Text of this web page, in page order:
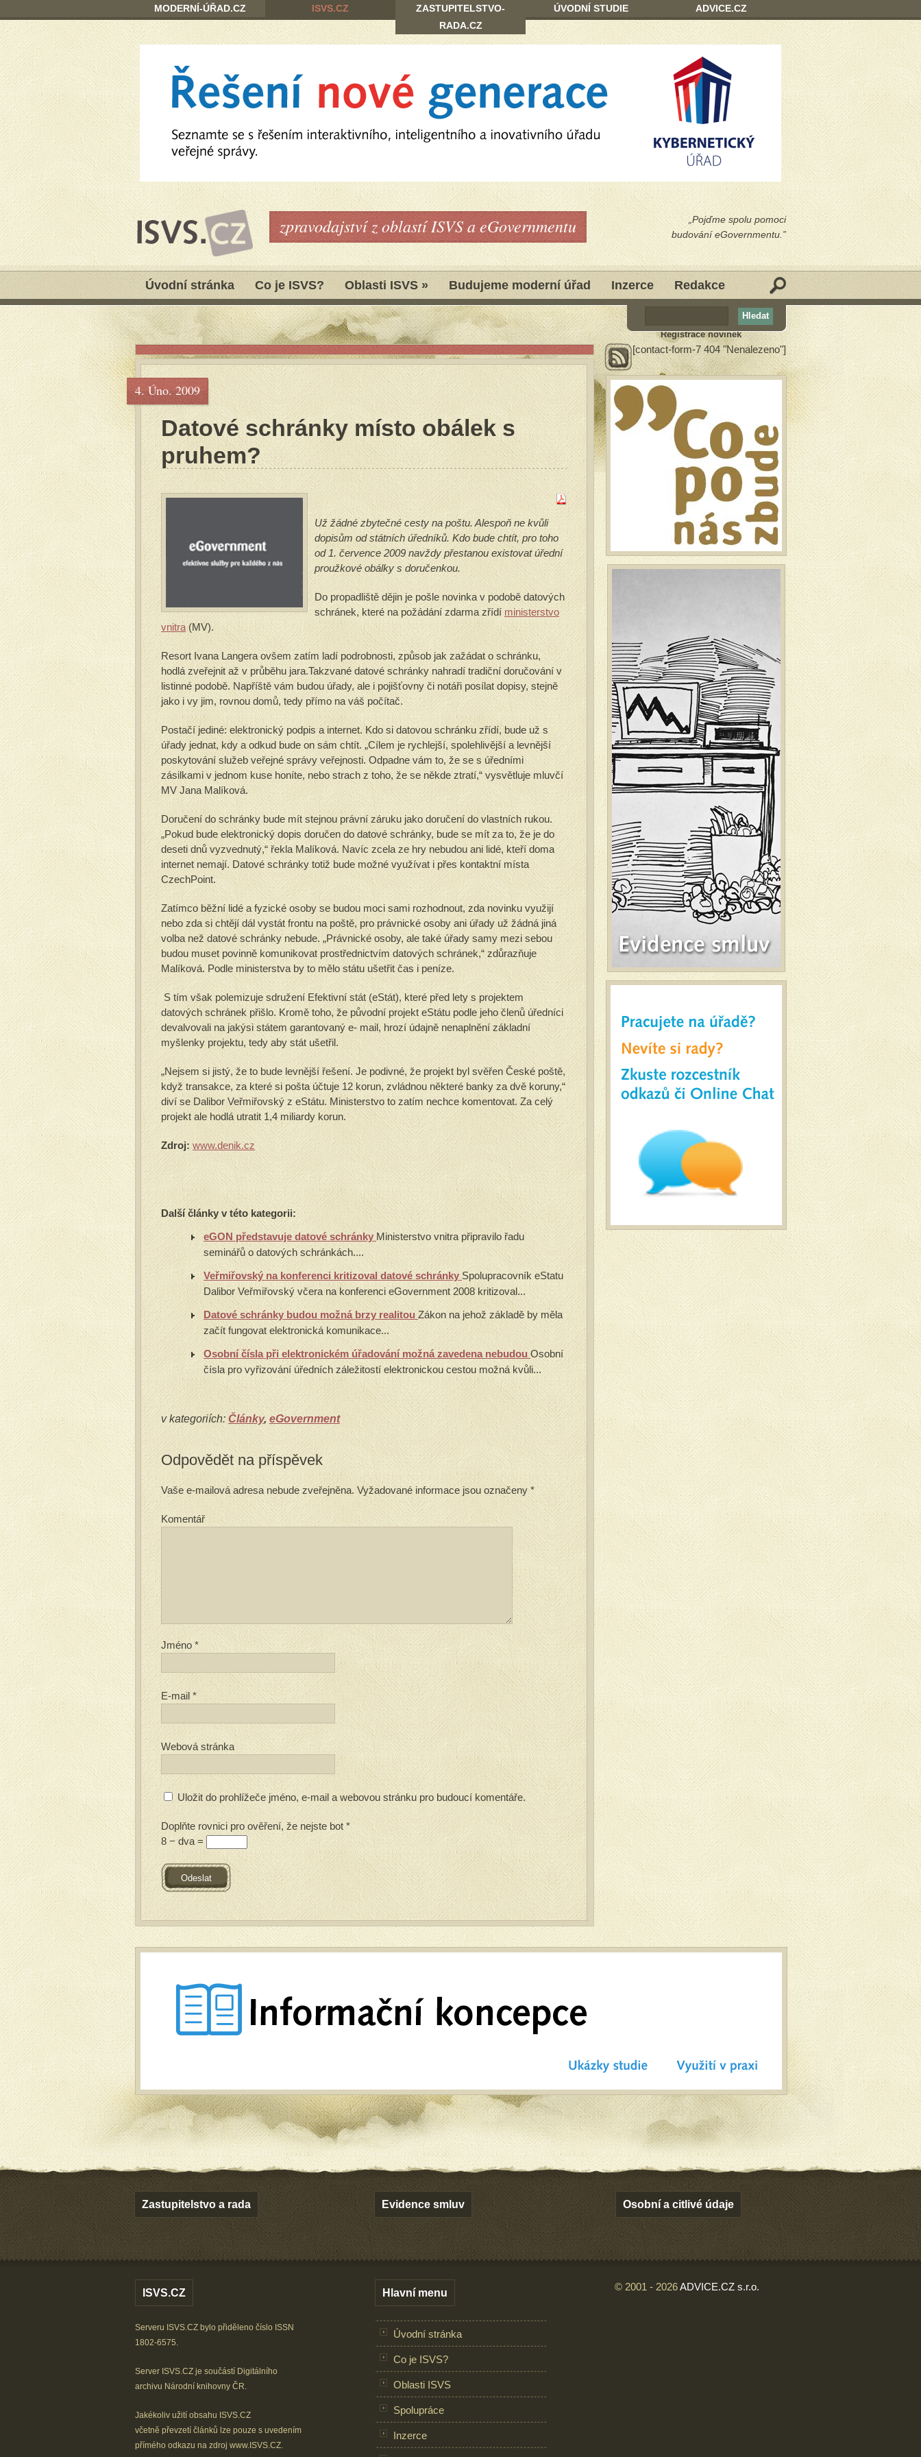
„Pojďme spolu pomoci
budování eGovernmentu.”
zpravodajství z oblastí ISVS a eGovernmentu
Úvodní stránka Co je ISVS? Oblasti ISVS » Budujeme moderní úřad Inzerce Redakce
4. Úno. 2009
Datové schránky místo obálek s
pruhem?
Už žádné zbytečné cesty na poštu. Alespoň ne kvůli
dopisům od státních úředníků. Kdo bude chtít, pro toho
od 1. července 2009 navždy přestanou existovat úřední
proužkové obálky s doručenkou.
Do propadliště dějin je pošle novinka v podobě datových
schránek, které na požádání zdarma zřídí ministerstvo
vnitra(MV).
Resort Ivana Langera ovšem zatím ladí podrobnosti, způsob jak zažádat o schránku,
hodlá zveřejnit až v průběhu jara.Takzvané datové schránky nahradí tradiční doručování v
listinné podobě. Napříště vám budou úřady, ale i pojišťovny či notáři posílat dopisy, stejně
jako i vy jim, rovnou domů, tedy přímo na váš počítač.
Postačí jediné: elektronický podpis a internet. Kdo si datovou schránku zřídí, bude už s
úřady jednat, kdy a odkud bude on sám chtít. „Cílem je rychlejší, spolehlivější a levnější
poskytování služeb veřejné správy veřejnosti. Odpadne vám to, že se s úředními
zásilkami v jednom kuse honíte, nebo strach z toho, že se někde ztratí,“ vysvětluje mluvčí
MV Jana Malíková.
Doručení do schránky bude mít stejnou právní záruku jako doručení do vlastních rukou.
„Pokud bude elektronický dopis doručen do datové schránky, bude se mít za to, že je do
deseti dnů vyzvednutý,“ řekla Malíková. Navíc zcela ze hry nebudou ani lidé, kteří doma
internet nemají. Datové schránky totiž bude možné využívat i přes kontaktní místa
CzechPoint.
Zatímco běžní lidé a fyzické osoby se budou moci sami rozhodnout, zda novinku využijí
nebo zda si chtějí dál vystát frontu na poště, pro právnické osoby ani úřady už žádná jiná
volba než datové schránky nebude. „Právnické osoby, ale také úřady samy mezi sebou
budou muset povinně komunikovat prostřednictvím datových schránek,“ zdůrazňuje
Malíková. Podle ministerstva by to mělo státu ušetřit čas i peníze.
S tím však polemizuje sdružení Efektivní stát (eStát), které před lety s projektem
datových schránek přišlo. Kromě toho, že původní projekt eStátu podle jeho členů úředníci
devalvovali na jakýsi státem garantovaný e- mail, hrozí údajně nenaplnění základní
myšlenky projektu, tedy aby stát ušetřil.
„Nejsem si jistý, že to bude levnější řešení. Je podivné, že projekt byl svěřen České poště,
když transakce, za které si pošta účtuje 12 korun, zvládnou některé banky za dvě koruny,“
diví se Dalibor Veřmiřovský z eStátu. Ministerstvo to zatím nechce komentovat. Za celý
projekt ale hodlá utratit 1,4 miliardy korun.
Zdroj: www.denik.cz
Další články v této kategorii:
eGON představuje datové schránky Ministerstvo vnitra připravilo řadu
seminářů o datových schránkách....
Veřmiřovský na konferenci kritizoval datové schránky Spolupracovník eStatu
Dalibor Veřmiřovský včera na konferenci eGovernment 2008 kritizoval...
Datové schránky budou možná brzy realitou Zákon na jehož základě by měla
začít fungovat elektronická komunikace...
Osobní čísla při elektronickém úřadování možná zavedena nebudou Osobní
čísla pro vyřizování úředních záležitostí elektronickou cestou možná kvůli...
v kategoriích:Články, eGovernment
Odpovědět na příspěvek
Vaše e-mailová adresa nebude zveřejněna. Vyžadované informace jsou označeny *
Komentář
Jméno *
E-mail *
Webová stránka
Uložit do prohlížeče jméno, e-mail a webovou stránku pro budoucí komentáře.
Doplňte rovnici pro ověření, že nejste bot *
8 − dva =
Registrace novinek
[contact-form-7 404 "Nenalezeno"]
Zastupitelstvo a rada Evidence smluv Osobní a citlivé údaje
ISVS.CZ
Serveru ISVS.CZ bylo přiděleno číslo ISSN
1802-6575.
Server ISVS.CZ je součástí Digitálního
archivu Národní knihovny ČR.
Jakékoliv užití obsahu ISVS.CZ
včetně převzetí článků lze pouze s uvedením
přímého odkazu na zdroj www.ISVS.CZ.
Hlavní menu
Úvodní stránka
Co je ISVS?
Oblasti ISVS
Spolupráce
Inzerce
© 2001 - 2026ADVICE.CZ s.r.o.
MODERNÍ-ÚŘAD.CZ ISVS.CZ
ZASTUPITELSTVO-
RADA.CZ
ÚVODNÍ STUDIE ADVICE.CZ